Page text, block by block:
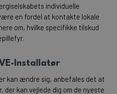
individuelle
en fordel at kontakte lokale
om, hvilke specifikke tilskud
Installatør
kan ændre sig, anbefales det at
der kan vejlede dig om de nyeste